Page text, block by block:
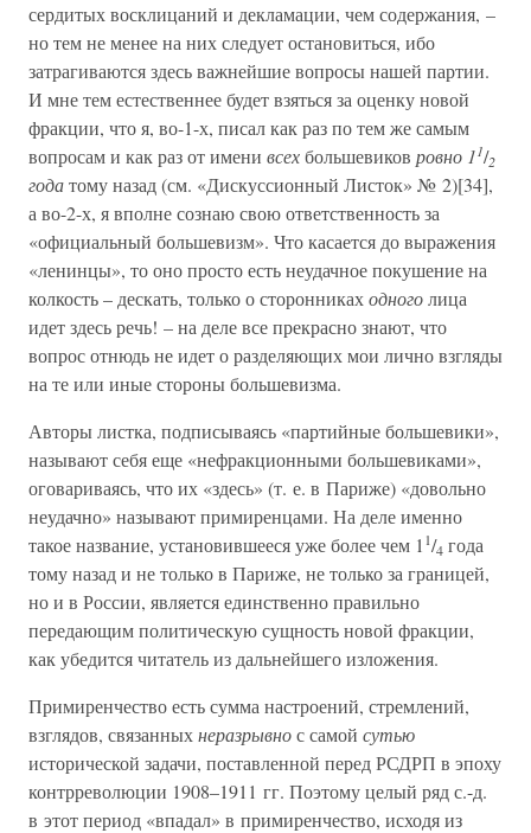
сердитых восклицаний и декламации, чем содержания, –
но тем не менее на них следует остановиться, ибо
затрагиваются здесь важнейшие вопросы нашей партии.
И мне тем естественнее будет взяться за оценку новой
фракции, что я, во-1-х, писал как раз по тем же самым
вопросам и как раз от имени всехбольшевиков ровно 11/2
годатому назад (см. «Дискуссионный Листок» № 2)[34],
а во-2-х, я вполне сознаю свою ответственность за
«официальный большевизм». Что касается до выражения
«ленинцы», то оно просто есть неудачное покушение на
колкость – дескать, только о сторонникаходноголица
идет здесь речь! – на деле все прекрасно знают, что
вопрос отнюдь не идет о разделяющих мои лично взгляды
на те или иные стороны большевизма.
Авторы листка, подписываясь «партийные большевики»,
называют себя еще «нефракционными большевиками»,
оговариваясь, что их «здесь» (т. е. в Париже) «довольно
неудачно» называют примиренцами. На деле именно
такое название, установившееся уже более чем 1 1/4 года
тому назад и не только в Париже, не только за границей,
но и в России, является единственно правильно
передающим политическую сущность новой фракции,
как убедится читатель из дальнейшего изложения.
Примиренчество есть сумма настроений, стремлений,
взглядов, связанныхнеразрывнос самой сутью
исторической задачи, поставленной перед РСДРП в эпоху
контрреволюции 1908–1911 гг. Поэтому целый ряд с.-д.
в этот период «впадал» в примиренчество, исходя из